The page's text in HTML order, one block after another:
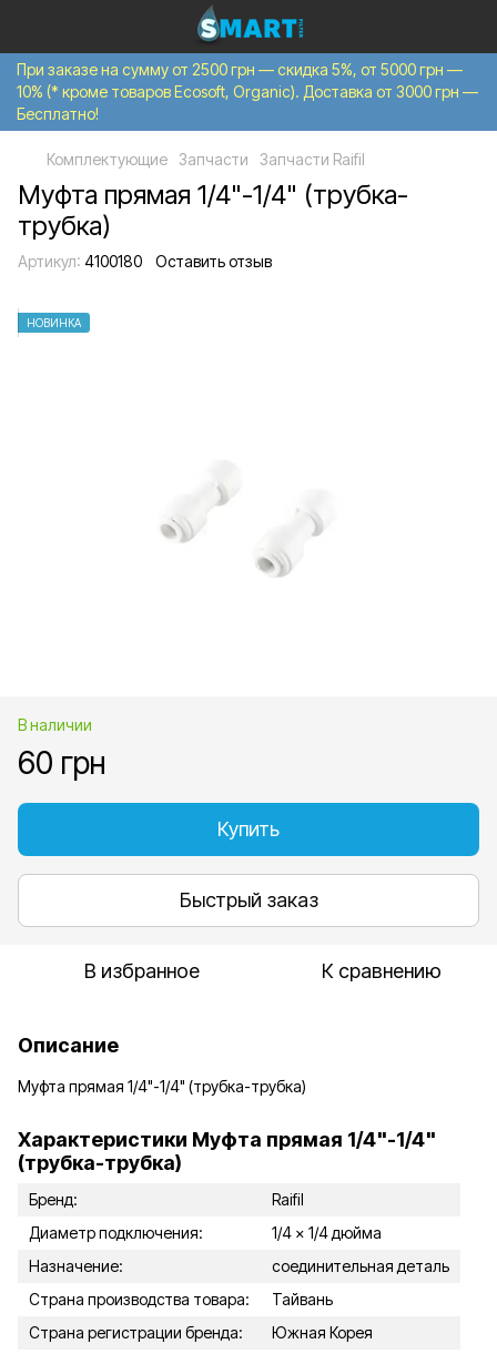
При заказе на сумму от 2500 грн — скидка 5%, от 5000 грн —
10% (* кроме товаров Ecosoft, Organic). Доставка от 3000 грн —
Бесплатно!
Комплектующие Запчасти Запчасти Raifil
Муфта прямая 1/4"-1/4" (трубка-
трубка)
Артикул: 4100180 Оставить отзыв
НОВИНКА
В наличии
60 грн
Купить
Быстрый заказ
В избранное К сравнению
Описание
Муфта прямая 1/4"-1/4" (трубка-трубка)
Характеристики Муфта прямая 1/4"-1/4"
(трубка-трубка)
Бренд:
Raifil
Диаметр подключения:
1/4 x 1/4 дюйма
Назначение:
соединительная деталь
Страна производства товара:
Тайвань
Страна регистрации бренда:
Южная Корея